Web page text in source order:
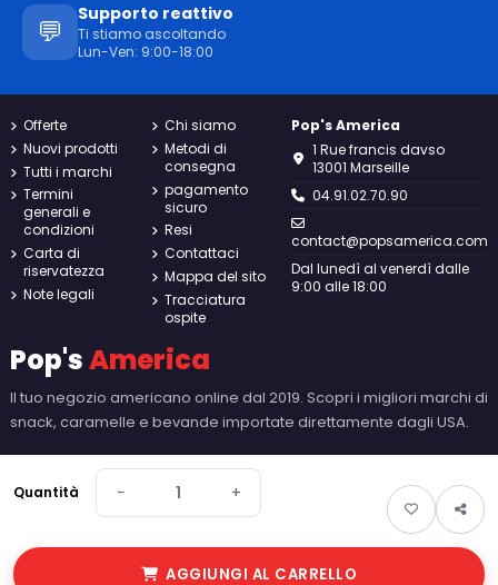
Quantità − +
AGGIUNGI AL CARRELLO
💬
Supporto reattivo
Ti stiamo ascoltando
Lun-Ven: 9:00-18:00
Offerte
Nuovi prodotti
Tutti i marchi
Termini
generali e
condizioni
Carta di
riservatezza
Note legali
Chi siamo
Metodi di
consegna
pagamento
sicuro
Resi
Contattaci
Mappa del sito
Tracciatura
ospite
Pop's America
1 Rue francis davso
13001 Marseille
04.91.02.70.90
contact@popsamerica.com
Dal lunedì al venerdì dalle
9:00 alle 18:00
Pop'sAmerica
Il tuo negozio americano online dal 2019. Scopri i migliori marchi di
snack, caramelle e bevande importate direttamente dagli USA.